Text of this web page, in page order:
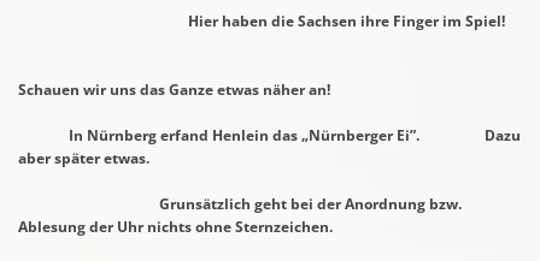
Hier haben die Sachsen ihre Finger im Spiel!
Schauen wir uns das Ganze etwas näher an!
In Nürnberg erfand Henlein das „Nürnberger Ei”. Dazu
aber später etwas.
Grunsätzlich geht bei der Anordnung bzw.
Ablesung der Uhr nichts ohne Sternzeichen.